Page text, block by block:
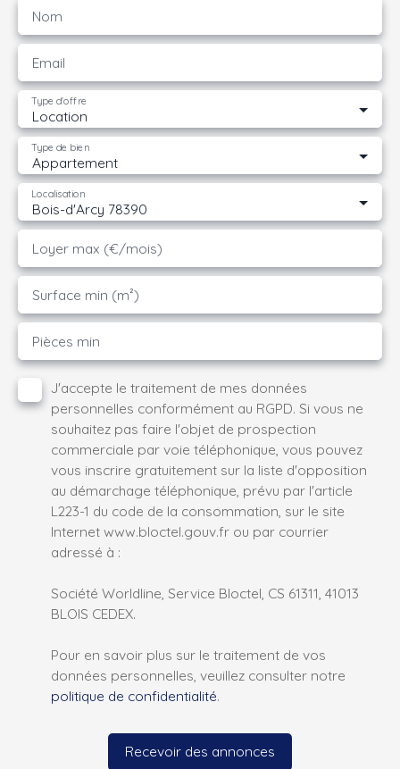
Nom
Email
Location
Type d'offre
Appartement
Type de bien
Bois-d'Arcy 78390
Localisation
Loyer max (€/mois)
Surface min (m²)
Pièces min
J'accepte le traitement de mes données
personnelles conformément au RGPD. Si vous ne
souhaitez pas faire l'objet de prospection
commerciale par voie téléphonique, vous pouvez
vous inscrire gratuitement sur la liste d'opposition
au démarchage téléphonique, prévu par l'article
L223-1 du code de la consommation, sur le site
Internet www.bloctel.gouv.fr ou par courrier
adressé à :
Société Worldline, Service Bloctel, CS 61311, 41013
BLOIS CEDEX.
Pour en savoir plus sur le traitement de vos
données personnelles, veuillez consulter notre
politique de confidentialité.
Recevoir des annonces